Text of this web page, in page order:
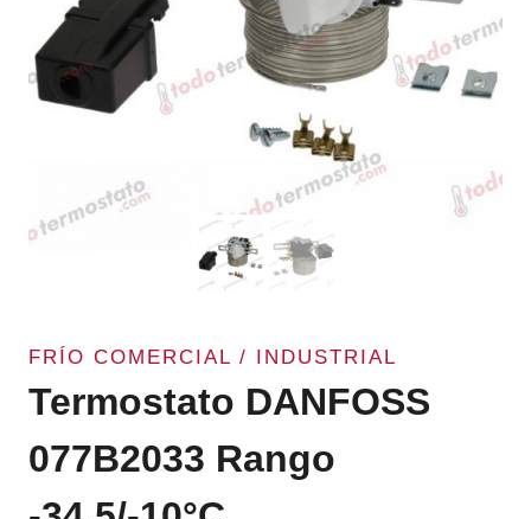
FRÍO COMERCIAL / INDUSTRIAL
Termostato DANFOSS
077B2033 Rango